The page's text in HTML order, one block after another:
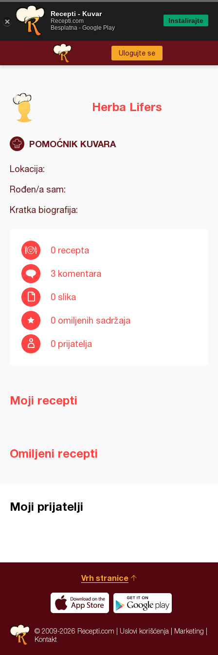
Ulogujte se
Herba Lifers
POMOĆNIK KUVARA
Lokacija:
Rođen/a sam:
Kratka biografija:
0 recepta
3 komentara
0 slika
0 omiljenih sadržaja
0 prijatelja
Moji recepti
Omiljeni recepti
Moji prijatelji
Vrh stranice
© 2009-2026 Recepti.com | Uslovi korišćenja Marketing
Kontakt
Recepti - Kuvar
Recepti.com
Besplatna - Google Play
Instalirajte